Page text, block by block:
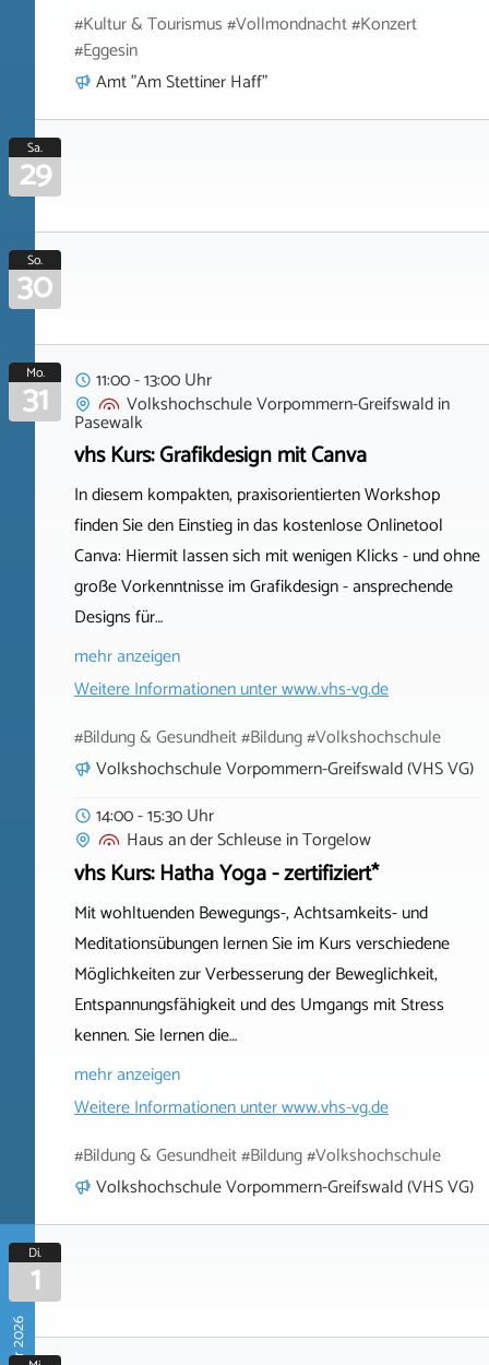
#Kultur & Tourismus #Vollmondnacht #Konzert
#Eggesin
Amt "Am Stettiner Haff"
Sa.
29
So.
30
Mo.
31
11:00 - 13:00 Uhr
Volkshochschule Vorpommern-Greifswaldin
Pasewalk
vhs Kurs: Grafikdesign mit Canva
In diesem kompakten, praxisorientierten Workshop
finden Sie den Einstieg in das kostenlose Onlinetool
Canva: Hiermit lassen sich mit wenigen Klicks - und ohne
große Vorkenntnisse im Grafikdesign - ansprechende
Designs für…
mehr anzeigen
Weitere Informationen unterwww.vhs-vg.de
#Bildung & Gesundheit #Bildung #Volkshochschule
Volkshochschule Vorpommern-Greifswald (VHS VG)
14:00 - 15:30 Uhr
Haus an der SchleuseinTorgelow
vhs Kurs: Hatha Yoga - zertifiziert*
Mit wohltuenden Bewegungs-, Achtsamkeits- und
Meditationsübungen lernen Sie im Kurs verschiedene
Möglichkeiten zur Verbesserung der Beweglichkeit,
Entspannungsfähigkeit und des Umgangs mit Stress
kennen. Sie lernen die…
mehr anzeigen
Weitere Informationen unterwww.vhs-vg.de
#Bildung & Gesundheit #Bildung #Volkshochschule
Volkshochschule Vorpommern-Greifswald (VHS VG)
Di.
1